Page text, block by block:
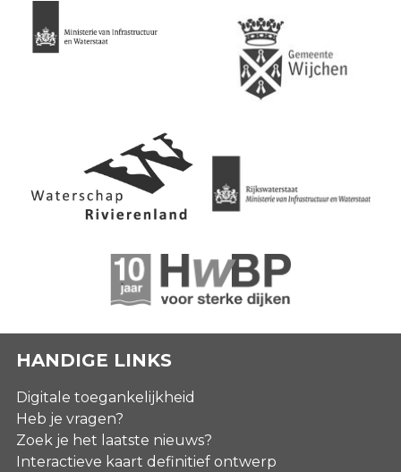
HANDIGE LINKS
Digitale toegankelijkheid
Heb je vragen?
Zoek je het laatste nieuws?
Interactieve kaart definitief ontwerp